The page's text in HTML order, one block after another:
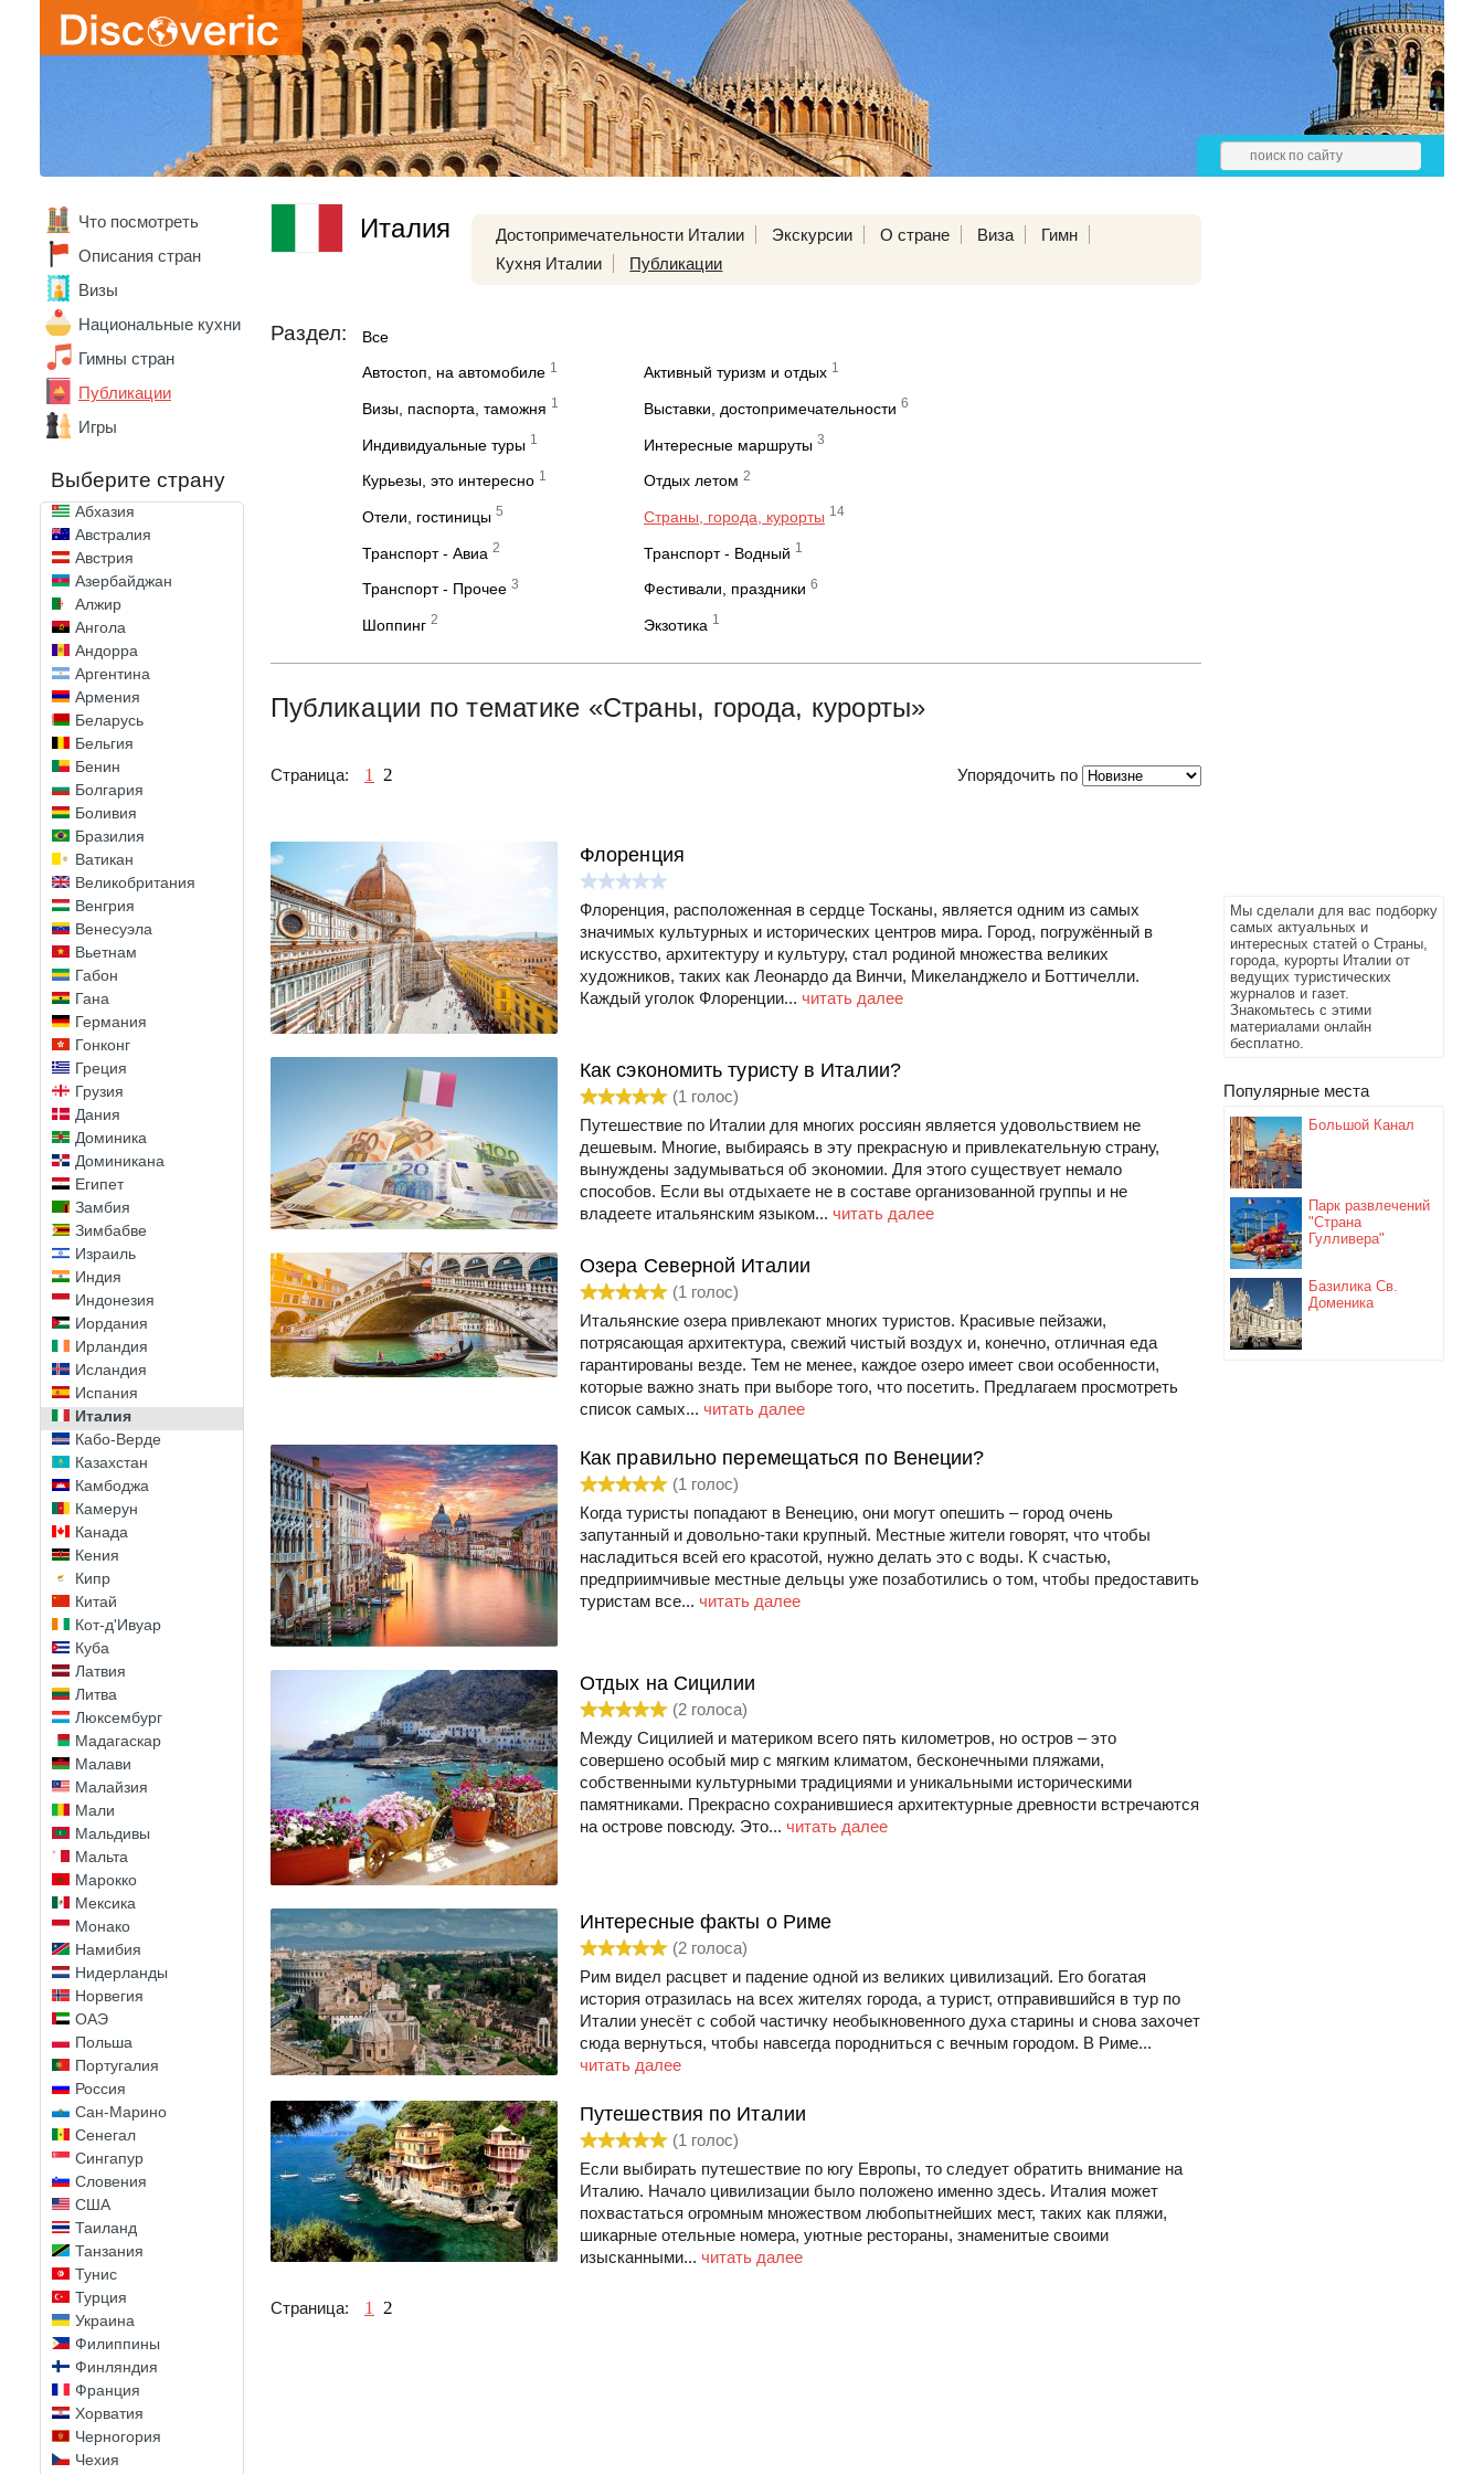
Что посмотреть
Описания стран
Визы
Национальные кухни
Гимны стран
Публикации
Игры
Выберите страну
Абхазия
Австралия
Австрия
Азербайджан
Алжир
Ангола
Андорра
Аргентина
Армения
Беларусь
Бельгия
Бенин
Болгария
Боливия
Бразилия
Ватикан
Великобритания
Венгрия
Венесуэла
Вьетнам
Габон
Гана
Германия
Гонконг
Греция
Грузия
Дания
Доминика
Доминикана
Египет
Замбия
Зимбабве
Израиль
Индия
Индонезия
Иордания
Ирландия
Исландия
Испания
Италия
Кабо-Верде
Казахстан
Камбоджа
Камерун
Канада
Кения
Кипр
Китай
Кот-д'Ивуар
Куба
Латвия
Литва
Люксембург
Мадагаскар
Малави
Малайзия
Мали
Мальдивы
Мальта
Марокко
Мексика
Монако
Намибия
Нидерланды
Норвегия
ОАЭ
Польша
Португалия
Россия
Сан-Марино
Сенегал
Сингапур
Словения
США
Таиланд
Танзания
Тунис
Турция
Украина
Филиппины
Финляндия
Франция
Хорватия
Черногория
Чехия
Мы сделали для вас подборку
самых актуальных и
интересных статей о Страны,
города, курорты Италии от
ведущих туристических
журналов и газет.
Знакомьтесь с этими
материалами онлайн
бесплатно.
Популярные места
Большой Канал
Парк развлечений
"Страна
Гулливера"
Базилика Св.
Доменика
Италия Достопримечательности Италии Экскурсии О стране Виза
Гимн
Кухня Италии
Публикации
Раздел: Все
Автостоп, на автомобиле 1 Активный туризм и отдых 1
Визы, паспорта, таможня 1 Выставки, достопримечательности 6
Индивидуальные туры 1 Интересные маршруты 3
Курьезы, это интересно 1 Отдых летом 2
Отели, гостиницы 5 Страны, города, курорты 14
Транспорт - Авиа 2 Транспорт - Водный 1
Транспорт - Прочее 3 Фестивали, праздники 6
Шоппинг 2 Экзотика 1
Публикации по тематике «Страны, города, курорты»
Упорядочить по
Страница: 1 2
Флоренция
Флоренция, расположенная в сердце Тосканы, является одним из самых
значимых культурных и исторических центров мира. Город, погружённый в
искусство, архитектуру и культуру, стал родиной множества великих
художников, таких как Леонардо да Винчи, Микеланджело и Боттичелли.
Каждый уголок Флоренции... читать далее
Как сэкономить туристу в Италии?
(1 голос)
Путешествие по Италии для многих россиян является удовольствием не
дешевым. Многие, выбираясь в эту прекрасную и привлекательную страну,
вынуждены задумываться об экономии. Для этого существует немало
способов. Если вы отдыхаете не в составе организованной группы и не
владеете итальянским языком... читать далее
Озера Северной Италии
(1 голос)
Итальянские озера привлекают многих туристов. Красивые пейзажи,
потрясающая архитектура, свежий чистый воздух и, конечно, отличная еда
гарантированы везде. Тем не менее, каждое озеро имеет свои особенности,
которые важно знать при выборе того, что посетить. Предлагаем просмотреть
список самых... читать далее
Как правильно перемещаться по Венеции?
(1 голос)
Когда туристы попадают в Венецию, они могут опешить – город очень
запутанный и довольно-таки крупный. Местные жители говорят, что чтобы
насладиться всей его красотой, нужно делать это с воды. К счастью,
предприимчивые местные дельцы уже позаботились о том, чтобы предоставить
туристам все... читать далее
Отдых на Сицилии
(2 голоса)
Между Сицилией и материком всего пять километров, но остров – это
совершено особый мир с мягким климатом, бесконечными пляжами,
собственными культурными традициями и уникальными историческими
памятниками. Прекрасно сохранившиеся архитектурные древности встречаются
на острове повсюду. Это... читать далее
Интересные факты о Риме
(2 голоса)
Рим видел расцвет и падение одной из великих цивилизаций. Его богатая
история отразилась на всех жителях города, а турист, отправившийся в тур по
Италии унесёт с собой частичку необыкновенного духа старины и снова захочет
сюда вернуться, чтобы навсегда породниться с вечным городом. В Риме...
читать далее
Путешествия по Италии
(1 голос)
Если выбирать путешествие по югу Европы, то следует обратить внимание на
Италию. Начало цивилизации было положено именно здесь. Италия может
похвастаться огромным множеством любопытнейших мест, таких как пляжи,
шикарные отельные номера, уютные рестораны, знаменитые своими
изысканными... читать далее
Страница: 1 2